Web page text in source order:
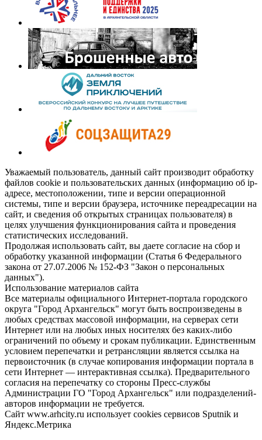
Уважаемый пользователь, данный сайт производит обработку
файлов cookie и пользовательских данных (информацию об ip-
адресе, местоположении, типе и версии операционной
системы, типе и версии браузера, источнике переадресации на
сайт, и сведения об открытых страницах пользователя) в
целях улучшения функционирования сайта и проведения
статистических исследований.
Продолжая использовать сайт, вы даете согласие на сбор и
обработку указанной информации (Статья 6 Федерального
закона от 27.07.2006 № 152-ФЗ "Закон о персональных
данных").
Использование материалов сайта
Все материалы официального Интернет-портала городского
округа "Город Архангельск" могут быть воспроизведены в
любых средствах массовой информации, на серверах сети
Интернет или на любых иных носителях без каких-либо
ограничений по объему и срокам публикации. Единственным
условием перепечатки и ретрансляции является ссылка на
первоисточник (в случае копирования информации портала в
сети Интернет — интерактивная ссылка). Предварительного
согласия на перепечатку со стороны Пресс-службы
Администрации ГО "Город Архангельск" или подразделений-
авторов информации не требуется.
Сайт www.arhcity.ru использует cookies сервисов Sputnik и
Яндекс.Метрика